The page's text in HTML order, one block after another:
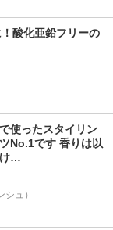
酸化亜鉛フリーの
使ったスタイリン
No.1です 香りは以
け…
ュ）